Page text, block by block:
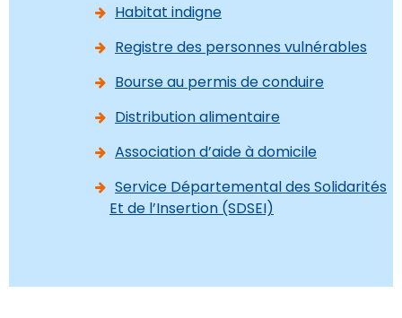
Habitat indigne
Registre des personnes vulnérables
Bourse au permis de conduire
Distribution alimentaire
Association d’aide à domicile
Service Départemental des Solidarités
Et de l’Insertion (SDSEI)